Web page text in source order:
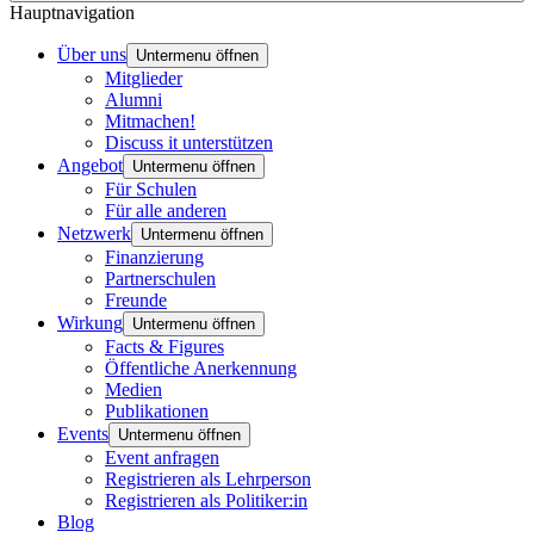
Hauptnavigation
Über uns Untermenu öffnen
Mitglieder
Alumni
Mitmachen!
Discuss it unterstützen
Angebot Untermenu öffnen
Für Schulen
Für alle anderen
Netzwerk Untermenu öffnen
Finanzierung
Partnerschulen
Freunde
Wirkung Untermenu öffnen
Facts & Figures
Öffentliche Anerkennung
Medien
Publikationen
Events Untermenu öffnen
Event anfragen
Registrieren als Lehrperson
Registrieren als Politiker:in
Blog